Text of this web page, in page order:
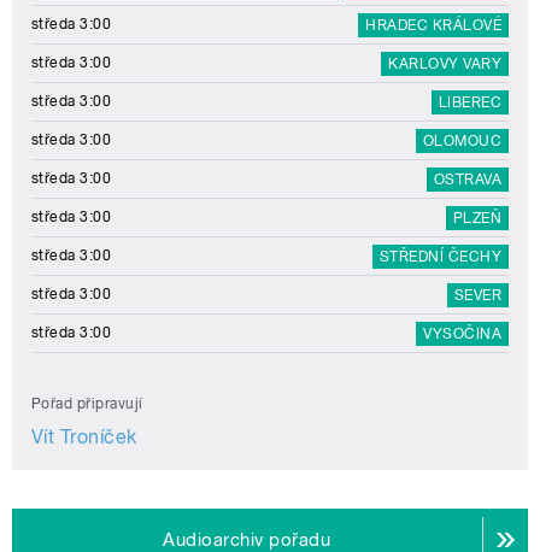
středa 3:00 HRADEC KRÁLOVÉ
středa 3:00 KARLOVY VARY
středa 3:00 LIBEREC
středa 3:00 OLOMOUC
středa 3:00 OSTRAVA
středa 3:00 PLZEŇ
středa 3:00 STŘEDNÍ ČECHY
středa 3:00 SEVER
středa 3:00 VYSOČINA
Pořad připravují
Vít Troníček
Audioarchiv pořadu